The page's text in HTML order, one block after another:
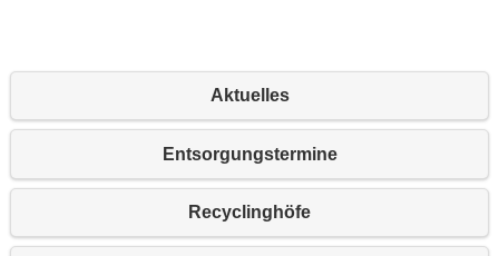
Aktuelles
Entsorgungstermine
Recyclinghöfe